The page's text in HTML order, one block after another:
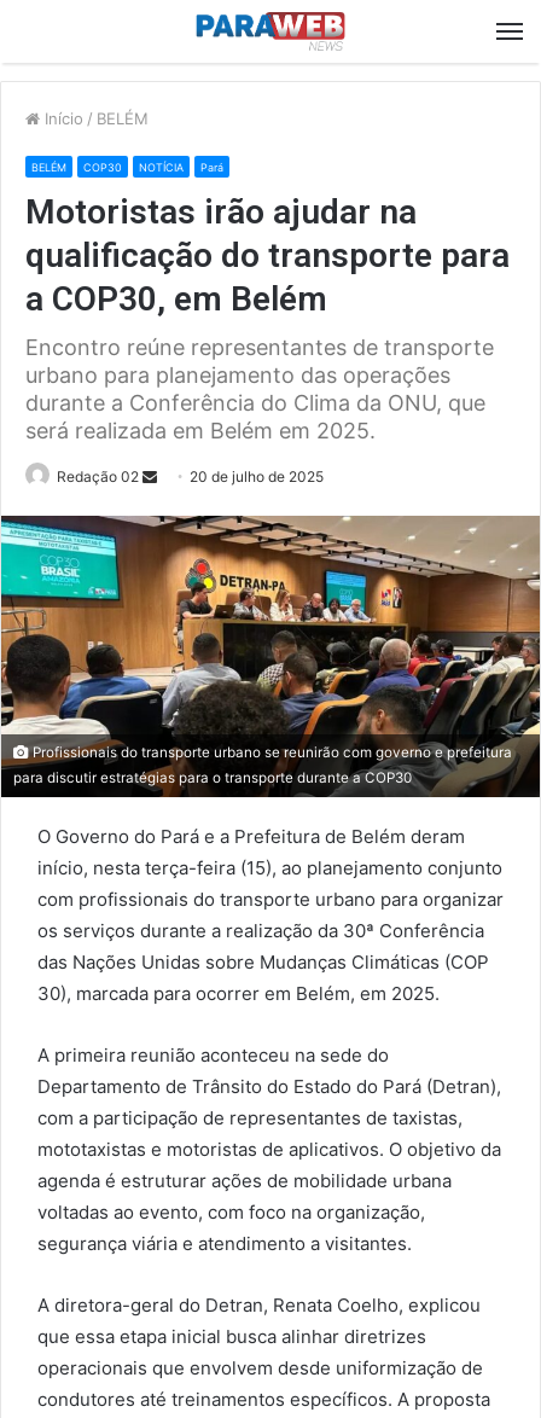
Início / BELÉM
BELÉM COP30 NOTÍCIA Pará
Motoristas irão ajudar na
qualificação do transporte para
a COP30, em Belém
Encontro reúne representantes de transporte
urbano para planejamento das operações
durante a Conferência do Clima da ONU, que
será realizada em Belém em 2025.
Redação 02
Send
email
20 de julho de 2025
Profissionais do transporte urbano se reunirão com governo e prefeitura
para discutir estratégias para o transporte durante a COP30
O Governo do Pará e a Prefeitura de Belém deram
início, nesta terça-feira (15), ao planejamento conjunto
com profissionais do transporte urbano para organizar
os serviços durante a realização da 30ª Conferência
das Nações Unidas sobre Mudanças Climáticas (COP
30), marcada para ocorrer em Belém, em 2025.
A primeira reunião aconteceu na sede do
Departamento de Trânsito do Estado do Pará (Detran),
com a participação de representantes de taxistas,
mototaxistas e motoristas de aplicativos. O objetivo da
agenda é estruturar ações de mobilidade urbana
voltadas ao evento, com foco na organização,
segurança viária e atendimento a visitantes.
A diretora-geral do Detran, Renata Coelho, explicou
que essa etapa inicial busca alinhar diretrizes
operacionais que envolvem desde uniformização de
condutores até treinamentos específicos. A proposta